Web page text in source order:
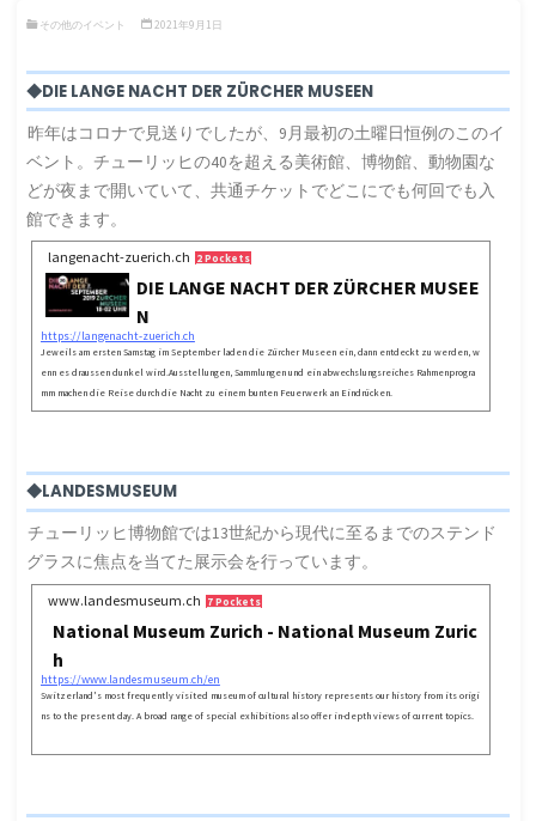
その他のイベント 2021年9月1日
◆DIE LANGE NACHT DER ZÜRCHER MUSEEN
昨年はコロナで見送りでしたが、9月最初の土曜日恒例のこのイ
ベント。チューリッヒの40を超える美術館、博物館、動物園な
どが夜まで開いていて、共通チケットでどこにでも何回でも入
館できます。
langenacht-zuerich.ch 2 Pockets
DIE LANGE NACHT DER ZÜRCHER MUSEE
N
https://langenacht-zuerich.ch
Jeweils am ersten Samstag im September laden die Zürcher Museen ein, dann entdeckt zu werden, w
enn es draussen dunkel wird.Ausstellungen, Sammlungen und ein abwechslungsreiches Rahmenprogra
mm machen die Reise durch die Nacht zu einem bunten Feuerwerk an Eindrücken.
◆LANDESMUSEUM
チューリッヒ博物館では13世紀から現代に至るまでのステンド
グラスに焦点を当てた展示会を行っています。
www.landesmuseum.ch 7 Pockets
National Museum Zurich - National Museum Zuric
h
https://www.landesmuseum.ch/en
Switzerland's most frequently visited museum of cultural history represents our history from its origi
ns to the present day. A broad range of special exhibitions also offer in-depth views of current topics.